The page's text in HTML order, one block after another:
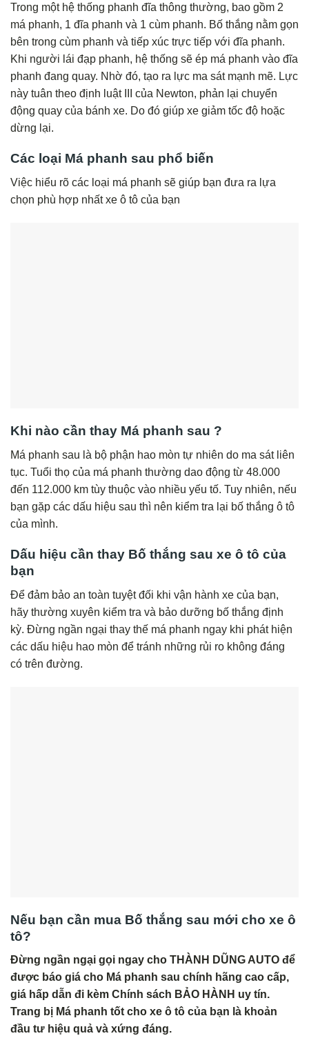
Trong một hệ thống phanh đĩa thông thường, bao gồm 2
má phanh, 1 đĩa phanh và 1 cùm phanh. Bố thắng nằm gọn
bên trong cùm phanh và tiếp xúc trực tiếp với đĩa phanh.
Khi người lái đạp phanh, hệ thống sẽ ép má phanh vào đĩa
phanh đang quay. Nhờ đó, tạo ra lực ma sát mạnh mẽ. Lực
này tuân theo định luật III của Newton, phản lại chuyển
động quay của bánh xe. Do đó giúp xe giảm tốc độ hoặc
dừng lại.
Các loại Má phanh sau phổ biến
Việc hiểu rõ các loại má phanh sẽ giúp bạn đưa ra lựa
chọn phù hợp nhất xe ô tô của bạn
Khi nào cần thay Má phanh sau ?
Má phanh sau là bộ phận hao mòn tự nhiên do ma sát liên
tục. Tuổi thọ của má phanh thường dao động từ 48.000
đến 112.000 km tùy thuộc vào nhiều yếu tố. Tuy nhiên, nếu
bạn gặp các dấu hiệu sau thì nên kiểm tra lại bố thắng ô tô
của mình.
Dấu hiệu cần thay Bố thắng sau xe ô tô của
bạn
Để đảm bảo an toàn tuyệt đối khi vận hành xe của bạn,
hãy thường xuyên kiểm tra và bảo dưỡng bố thắng định
kỳ. Đừng ngần ngại thay thế má phanh ngay khi phát hiện
các dấu hiệu hao mòn để tránh những rủi ro không đáng
có trên đường.
Nếu bạn cần mua Bố thắng sau mới cho xe ô
tô?
Đừng ngần ngại gọi ngay cho THÀNH DŨNG AUTO để
được báo giá cho Má phanh sau chính hãng cao cấp,
giá hấp dẫn đi kèm Chính sách BẢO HÀNH uy tín.
Trang bị Má phanh tốt cho xe ô tô của bạn là khoản
đầu tư hiệu quả và xứng đáng.